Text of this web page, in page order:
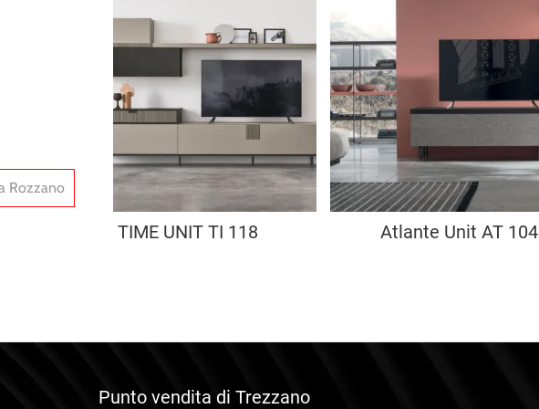
TIME UNIT TI 118 Atlante Unit AT 104
Rozzano
Punto vendita di Trezzano